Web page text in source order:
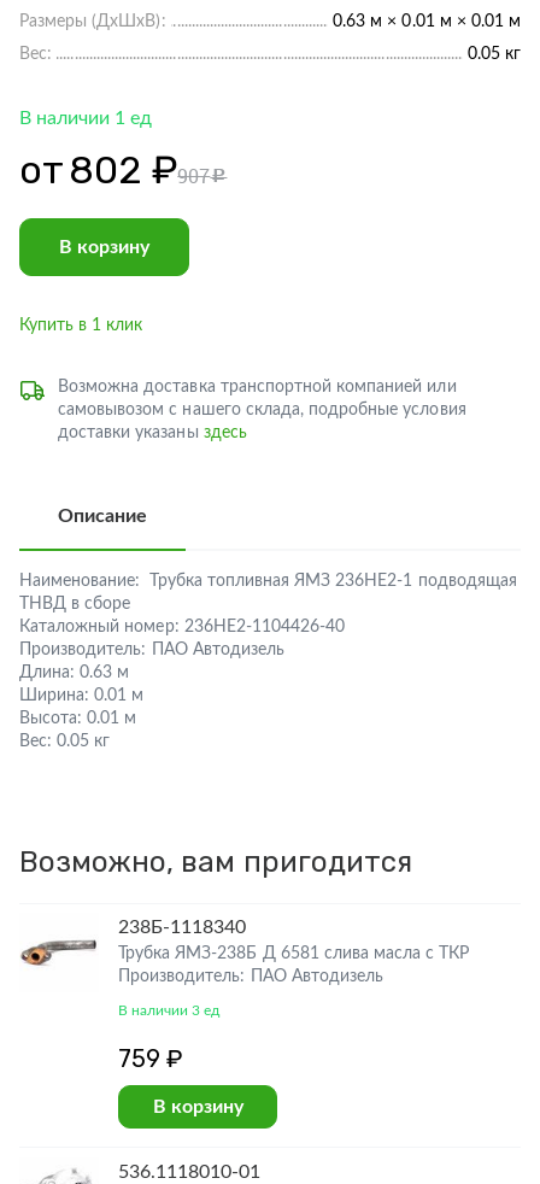
Размеры (ДхШхВ):
0.63 м × 0.01 м × 0.01 м
Вес:
0.05 кг
В наличии 1 ед
от802 ₽907c
В корзину
Купить в 1 клик
Возможна доставка транспортной компанией или
самовывозом с нашего склада, подробные условия
доставки указаны здесь
Описание
Наименование:
Трубка топливная ЯМЗ 236НЕ2-1 подводящая
ТНВД в сборе
Каталожный номер: 236НЕ2-1104426-40
Производитель:
ПАО Автодизель
Длина: 0.63 м
Ширина: 0.01 м
Высота: 0.01 м
Вес: 0.05 кг
Возможно, вам пригодится
238Б-1118340
Трубка ЯМЗ-238Б Д 6581 слива масла с ТКР
Производитель: ПАО Автодизель
В наличии 3 ед
759 ₽
В корзину
536.1118010-01